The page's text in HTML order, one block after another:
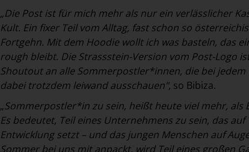
„Die Post ist für mich mehr als nur ein verlässlicher
Kult. Ein fixer Teil vom Alltag, fast schon so
Fortgehn. Mit dem Hoodie wollt ich was basteln, das
rough bleibt. Die Strassstein-Version vom Post-Logo
Shoutout an alle Sommerpostler*innen, die bei
dabei trotzdem leiwand ausschauen", so Bibiza.
„Sommerpostler*in zu sein, heißt heute viel mehr, als
Es bedeutet, Teil eines Unternehmens zu sein, das
Entwicklung setzt – und das jungen Menschen auf
Sommer bei uns mit anpackt, wird Teil eines großen